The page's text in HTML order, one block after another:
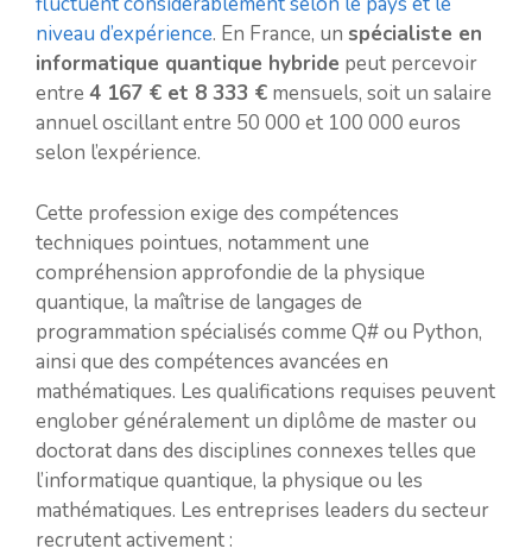
niveau d’expérience. En France, un spécialiste en
informatique quantique hybride peut percevoir
entre 4 167 € et 8 333 € mensuels, soit un salaire
annuel oscillant entre 50 000 et 100 000 euros
selon l’expérience.
Cette profession exige des compétences
techniques pointues, notamment une
compréhension approfondie de la physique
quantique, la maîtrise de langages de
programmation spécialisés comme Q# ou Python,
ainsi que des compétences avancées en
mathématiques. Les qualifications requises peuvent
englober généralement un diplôme de master ou
doctorat dans des disciplines connexes telles que
l’informatique quantique, la physique ou les
mathématiques. Les entreprises leaders du secteur
recrutent activement :